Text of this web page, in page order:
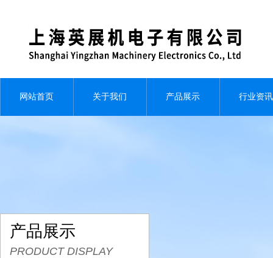
网站首页 关于我们 产品展示 行业资讯
产品展示
PRODUCT DISPLAY